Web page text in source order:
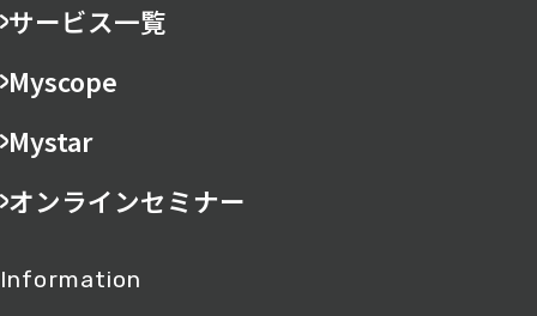
サービス一覧
Myscope
Mystar
オンラインセミナー
Information